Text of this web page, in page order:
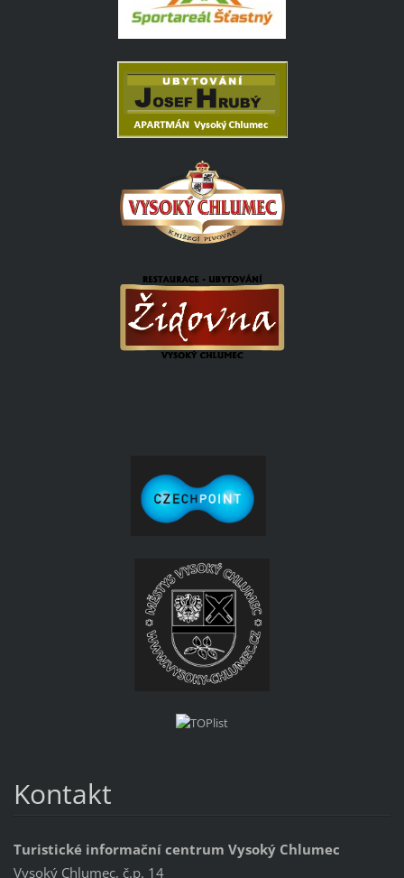
Kontakt
Turistické informační centrum Vysoký Chlumec
Vysoký Chlumec, č.p. 14